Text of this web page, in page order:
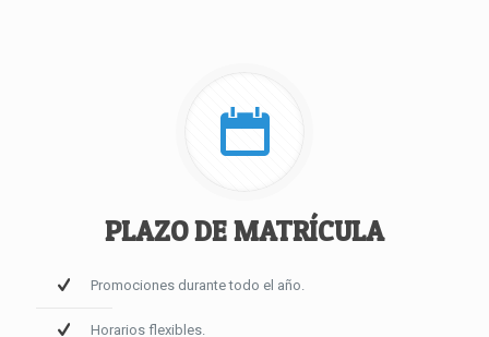
PLAZO DE MATRÍCULA
Promociones durante todo el año.
Horarios flexibles.